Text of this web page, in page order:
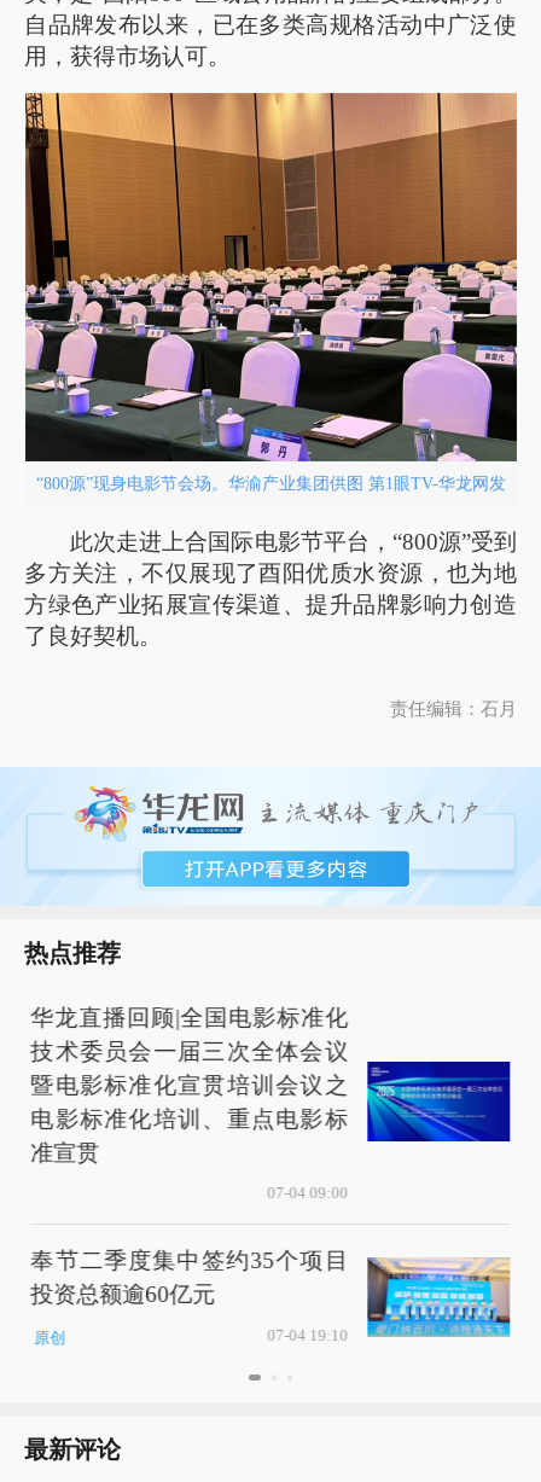
自品牌发布以来，已在多类高规格活动中广泛使
用，获得市场认可。
“800源”现身电影节会场。华渝产业集团供图 第1眼TV-华龙网发
此次走进上合国际电影节平台，“800源”受到
多方关注，不仅展现了酉阳优质水资源，也为地
方绿色产业拓展宣传渠道、提升品牌影响力创造
了良好契机。
责任编辑：石月
热点推荐
华龙直播回顾|全国电影标准化
技术委员会一届三次全体会议
暨电影标准化宣贯培训会议之
电影标准化培训、重点电影标
准宣贯
07-04 09:00
奉节二季度集中签约35个项目
投资总额逾60亿元
原创 07-04 19:10
最新评论